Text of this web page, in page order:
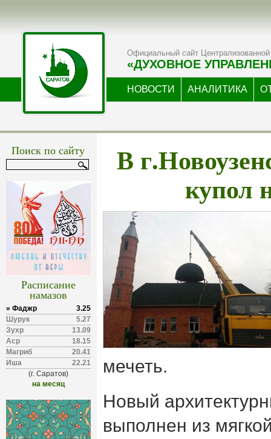
Официальный сайт Централизованной
«ДУХОВНОЕ
НОВОСТИ АНАЛИТИКА
Поиск по сайту
Расписание
намазов
» Фаджр
3.25
Шурук
5.27
Зухр
13.09
Аср
18.15
Магриб
20.41
Иша
22.21
(г. Саратов)
на месяц
В
купол
мечеть.
Новый
выполнен из